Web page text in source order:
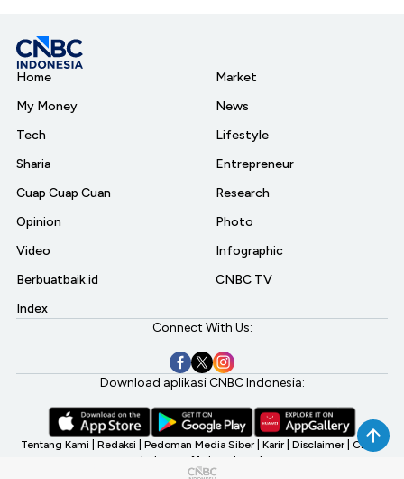
Home
My Money
Tech
Sharia
Cuap Cuap Cuan
Opinion
Video
Berbuatbaik.id
Index
Market
News
Lifestyle
Entrepreneur
Research
Photo
Infographic
CNBC TV
Connect With Us:
Download aplikasi CNBC Indonesia:
Tentang Kami Redaksi Pedoman Media Siber Karir Disclaimer CNBC
Indonesia My Investment
©2026 CNBC Indonesia, A Transmedia Company